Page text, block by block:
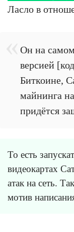
Ласло в
Он на
версией
Биткоине,
майнинга
придётся
То есть
видеокартах
атак на сеть.
мотив